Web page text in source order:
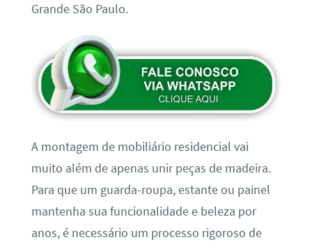
Grande São Paulo.
A montagem de mobiliário residencial vai
muito além de apenas unir peças de madeira.
Para que um guarda-roupa, estante ou painel
mantenha sua funcionalidade e beleza por
anos, é necessário um processo rigoroso de